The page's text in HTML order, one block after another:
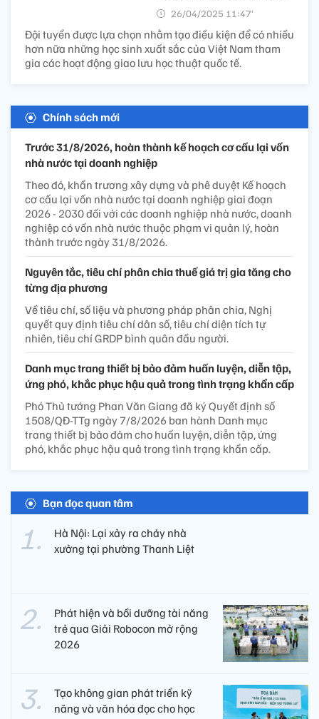
26/04/2025 11:47’
Đội tuyển được lựa chọn nhằm tạo điều kiện để có nhiều
hơn nữa những học sinh xuất sắc của Việt Nam tham
gia các hoạt động giao lưu học thuật quốc tế.
Chính sách mới
Trước 31/8/2026, hoàn thành kế hoạch cơ cấu lại vốn
nhà nước tại doanh nghiệp
Theo đó, khẩn trương xây dựng và phê duyệt Kế hoạch
cơ cấu lại vốn nhà nước tại doanh nghiệp giai đoạn
2026 - 2030 đối với các doanh nghiệp nhà nước, doanh
nghiệp có vốn nhà nước thuộc phạm vi quản lý, hoàn
thành trước ngày 31/8/2026.
Nguyên tắc, tiêu chí phân chia thuế giá trị gia tăng cho
từng địa phương
Về tiêu chí, số liệu và phương pháp phân chia, Nghị
quyết quy định tiêu chí dân số, tiêu chí diện tích tự
nhiên, tiêu chí GRDP bình quân đầu người.
Danh mục trang thiết bị bảo đảm huấn luyện, diễn tập,
ứng phó, khắc phục hậu quả trong tình trạng khẩn cấp
Phó Thủ tướng Phan Văn Giang đã ký Quyết định số
1508/QĐ-TTg ngày 7/8/2026 ban hành Danh mục
trang thiết bị bảo đảm cho huấn luyện, diễn tập, ứng
phó, khắc phục hậu quả trong tình trạng khẩn cấp.
Bạn đọc quan tâm
Hà Nội: Lại xảy ra cháy nhà
xưởng tại phường Thanh Liệt
Phát hiện và bồi dưỡng tài năng
trẻ qua Giải Robocon mở rộng
2026
Tạo không gian phát triển kỹ
năng và văn hóa đọc cho học